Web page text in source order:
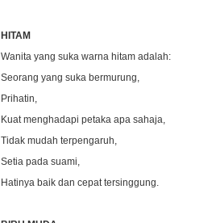
HITAM
Wanita yang suka warna hitam adalah:
Seorang yang suka bermurung,
Prihatin,
Kuat menghadapi petaka apa sahaja,
Tidak mudah terpengaruh,
Setia pada suami,
Hatinya baik dan cepat tersinggung.